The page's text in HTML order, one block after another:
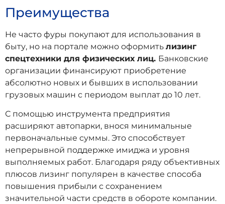
Преимущества
Не часто фуры покупают для использования в
быту, но на портале можно оформить лизинг
спецтехники для физических лиц. Банковские
организации финансируют приобретение
абсолютно новых и бывших в использовании
грузовых машин с периодом выплат до 10 лет.
С помощью инструмента предприятия
расширяют автопарки, внося минимальные
первоначальные суммы. Это способствует
непрерывной поддержке имиджа и уровня
выполняемых работ. Благодаря ряду объективных
плюсов лизинг популярен в качестве способа
повышения прибыли с сохранением
значительной части средств в обороте компании.